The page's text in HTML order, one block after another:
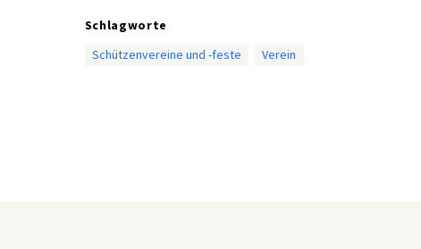
Schlagworte
Schützenvereine und -feste
Verein